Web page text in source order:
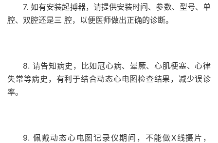
7. 如有安装起搏器，请提供安装时间、参数、型号、单
腔、双腔还是三 腔，以便医师做出正确的诊断。
8. 请告知病史，比如冠心病、晕厥、心肌梗塞、心律
失常等病史，有利于结合动态心电图检查结果，减少误诊
率。
9. 佩戴动态心电图记录仪期间，不能做X线摄片，